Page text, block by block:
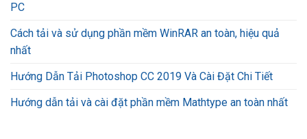
PC
Cách tải và sử dụng phần mềm WinRAR an toàn, hiệu quả
nhất
Hướng Dẫn Tải Photoshop CC 2019 Và Cài Đặt Chi Tiết
Hướng dẫn tải và cài đặt phần mềm Mathtype an toàn nhất